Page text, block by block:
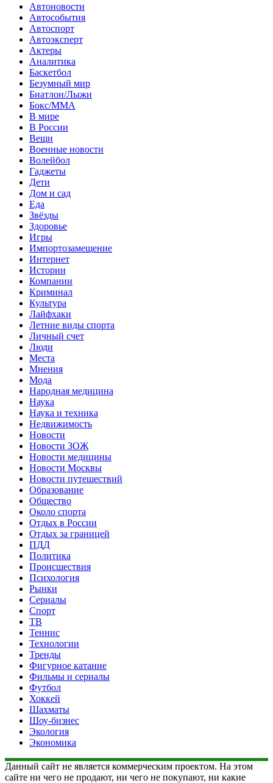
Автоновости
Автособытия
Автоспорт
Автоэксперт
Актеры
Аналитика
Баскетбол
Безумный мир
Биатлон/Лыжи
Бокс/MMA
В мире
В России
Вещи
Военные новости
Волейбол
Гаджеты
Дети
Дом и сад
Еда
Звёзды
Здоровье
Игры
Импортозамещение
Интернет
Истории
Компании
Криминал
Культура
Лайфхаки
Летние виды спорта
Личный счет
Люди
Места
Мнения
Мода
Народная медицина
Наука
Наука и техника
Недвижимость
Новости
Новости ЗОЖ
Новости медицины
Новости Москвы
Новости путешествий
Образование
Общество
Около спорта
Отдых в России
Отдых за границей
ПДД
Политика
Происшествия
Психология
Рынки
Сериалы
Спорт
ТВ
Теннис
Технологии
Тренды
Фигурное катание
Фильмы и сериалы
Футбол
Хоккей
Шахматы
Шоу-бизнес
Экология
Экономика
Данный сайт не является коммерческим проектом. На этом
сайте ни чего не продают, ни чего не покупают, ни какие